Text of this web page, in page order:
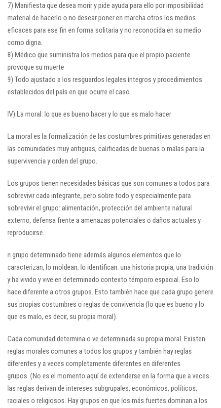
7) Manifiesta que desea morir y pide ayuda para ello por imposibilidad
material de hacerlo o no desear poner en marcha otros los medios
eficaces para ese fin en forma solitaria y no reconocida en su medio
como digna.
8) Médico que suministra los medios para que el propio paciente
provoque su muerte
9) Todo ajustado a los resguardos legales íntegros y procedimientos
establecidos del país en que ocurre el caso
IV) La moral: lo que es bueno hacer y lo que es malo hacer
La moral es la formalización de las costumbres primitivas generadas en
las comunidades muy antiguas, calificadas de buenas o malas para la
supervivencia y orden del grupo.
Los grupos tienen necesidades básicas que son comunes a todos para
sobrevivir cada integrante, pero sobre todo y especialmente para
sobrevivir el grupo: alimentación, protección del ambiente natural
externo, defensa frente a amenazas potenciales o daños actuales y
reproducirse.
n grupo determinado tiene además algunos elementos que lo
caracterizan, lo moldean, lo identifican: una historia propia, una tradición
y ha vivido y vive en determinado contexto témporo espacial. Eso lo
hace diferente a otros grupos. Esto también hace que cada grupo genere
sus propias costumbres o reglas de convivencia (lo que es bueno y lo
que es malo, es decir, su propia moral).
Cada comunidad determina o ve determinada su propia moral. Existen
reglas morales comunes a todos los grupos y también hay reglas
diferentes y a veces completamente diferentes en diferentes
grupos. (No es el momento aquí de extenderse en la forma que a veces
las reglas derivan de intereses subgrupales, económicos, políticos,
raciales o religiosos. Hay grupos en que los más fuertes dominan a los